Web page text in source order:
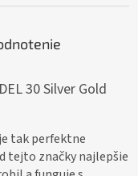
30 Silver Gold
je 5 z 5 hviezdičiek.
tak perfektne
tejto značky najlepšie